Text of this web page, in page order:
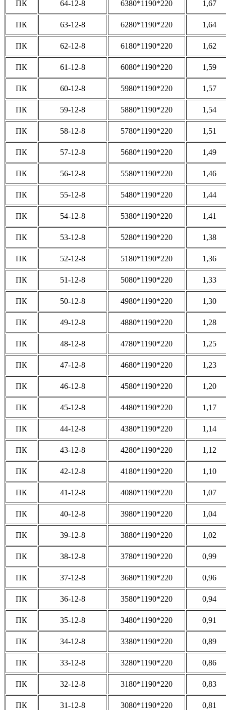
ПК 64-12-8 6380*1190*220 1,67
ПК 63-12-8 6280*1190*220 1,64
ПК 62-12-8 6180*1190*220 1,62
ПК 61-12-8 6080*1190*220 1,59
ПК 60-12-8 5980*1190*220 1,57
ПК 59-12-8 5880*1190*220 1,54
ПК 58-12-8 5780*1190*220 1,51
ПК 57-12-8 5680*1190*220 1,49
ПК 56-12-8 5580*1190*220 1,46
ПК 55-12-8 5480*1190*220 1,44
ПК 54-12-8 5380*1190*220 1,41
ПК 53-12-8 5280*1190*220 1,38
ПК 52-12-8 5180*1190*220 1,36
ПК 51-12-8 5080*1190*220 1,33
ПК 50-12-8 4980*1190*220 1,30
ПК 49-12-8 4880*1190*220 1,28
ПК 48-12-8 4780*1190*220 1,25
ПК 47-12-8 4680*1190*220 1,23
ПК 46-12-8 4580*1190*220 1,20
ПК 45-12-8 4480*1190*220 1,17
ПК 44-12-8 4380*1190*220 1,14
ПК 43-12-8 4280*1190*220 1,12
ПК 42-12-8 4180*1190*220 1,10
ПК 41-12-8 4080*1190*220 1,07
ПК 40-12-8 3980*1190*220 1,04
ПК 39-12-8 3880*1190*220 1,02
ПК 38-12-8 3780*1190*220 0,99
ПК 37-12-8 3680*1190*220 0,96
ПК 36-12-8 3580*1190*220 0,94
ПК 35-12-8 3480*1190*220 0,91
ПК 34-12-8 3380*1190*220 0,89
ПК 33-12-8 3280*1190*220 0,86
ПК 32-12-8 3180*1190*220 0,83
ПК 31-12-8 3080*1190*220 0,81